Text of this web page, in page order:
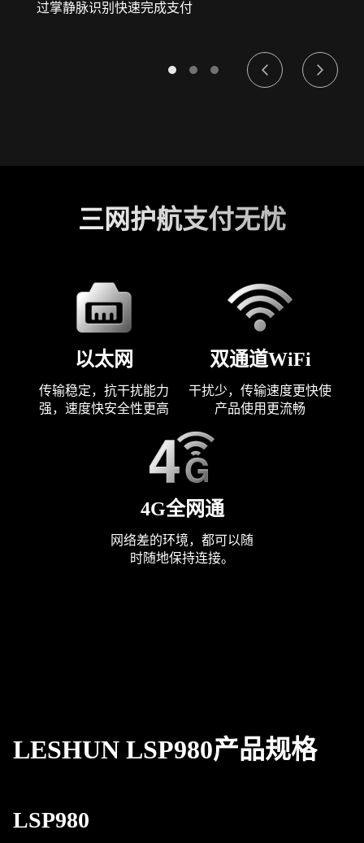
过掌静脉识别快速完成支付
三网护航支付无忧
以太网
传输稳定，抗干扰能力
强，速度快安全性更高
双通道WiFi
干扰少，传输速度更快使
产品使用更流畅
4G全网通
网络差的环境，都可以随
时随地保持连接。
LESHUN LSP980产品规格
LSP980